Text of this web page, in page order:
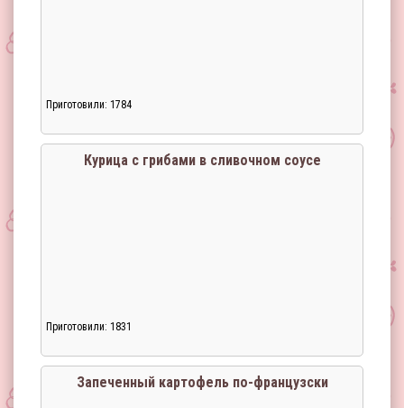
Приготовили: 1784
Курица с грибами в сливочном соусе
Приготовили: 1831
Запеченный картофель по-французски